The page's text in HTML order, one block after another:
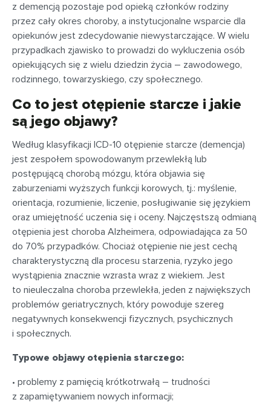
z demencją pozostaje pod opieką członków rodziny
przez cały okres choroby, a instytucjonalne wsparcie dla
opiekunów jest zdecydowanie niewystarczające. W wielu
przypadkach zjawisko to prowadzi do wykluczenia osób
opiekujących się z wielu dziedzin życia – zawodowego,
rodzinnego, towarzyskiego, czy społecznego.
Co to jest otępienie starcze i jakie
są jego objawy?
Według klasyfikacji ICD-10 otępienie starcze (demencja)
jest zespołem spowodowanym przewlekłą lub
postępującą chorobą mózgu, która objawia się
zaburzeniami wyższych funkcji korowych, tj.: myślenie,
orientacja, rozumienie, liczenie, posługiwanie się językiem
oraz umiejętność uczenia się i oceny. Najczęstszą odmianą
otępienia jest choroba Alzheimera, odpowiadająca za 50
do 70% przypadków. Chociaż otępienie nie jest cechą
charakterystyczną dla procesu starzenia, ryzyko jego
wystąpienia znacznie wzrasta wraz z wiekiem. Jest
to nieuleczalna choroba przewlekła, jeden z największych
problemów geriatrycznych, który powoduje szereg
negatywnych konsekwencji fizycznych, psychicznych
i społecznych.
Typowe objawy otępienia starczego:
• problemy z pamięcią krótkotrwałą – trudności
z zapamiętywaniem nowych informacji;